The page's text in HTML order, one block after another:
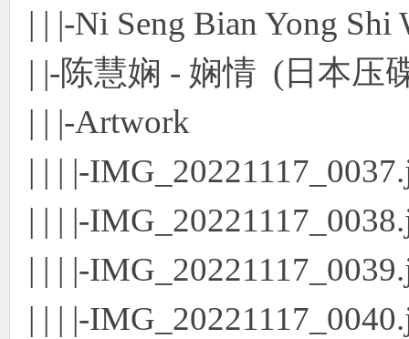
| | |-Ni Seng Bian Yong Shi
| |-陈慧娴 - 娴情 (日本压
| | |-Artwork
| | | |-
| | | |-
| | | |-
| | | |-